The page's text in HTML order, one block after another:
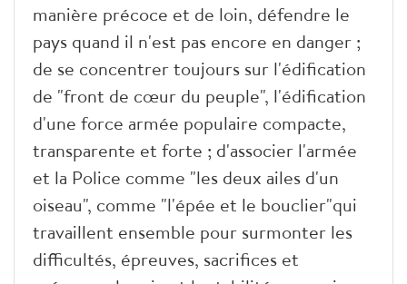
manière précoce et de loin, défendre le
pays quand il n'est pas encore en danger ;
de se concentrer toujours sur l'édification
de "front de cœur du peuple", l'édification
d'une force armée populaire compacte,
transparente et forte ; d'associer l'armée
et la Police comme "les deux ailes d'un
oiseau", comme "l'épée et le bouclier"qui
travaillent ensemble pour surmonter les
difficultés, épreuves, sacrifices et